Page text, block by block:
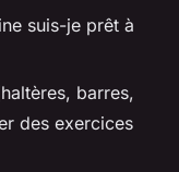
suis-je prêt à
barres,
des exercices